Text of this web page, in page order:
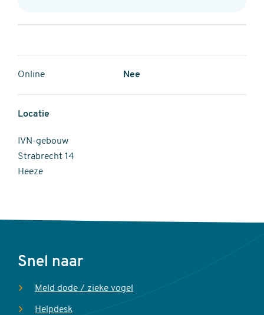
Online Nee
Locatie
IVN-gebouw
Strabrecht 14
Heeze
Voet
Snel naar
Meld dode / zieke vogel
Helpdesk